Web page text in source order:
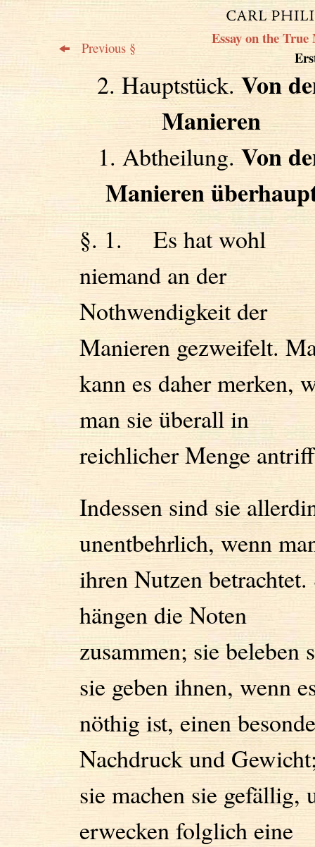
Previous §
Essay on the
2. Hauptstück.Von
Manieren
1. Abtheilung. Von
Manieren
§. 1. Es hat wohl
niemand an der
Nothwendigkeit der
Manieren gezweifelt.
kann es daher merken,
man sie überall in
reichlicher Menge
Indessen sind sie
unentbehrlich, wenn
ihren Nutzen betrachtet.
hängen die Noten
zusammen; sie beleben
sie geben ihnen, wenn
nöthig ist, einen
Nachdruck und
sie machen sie gefällig,
erwecken folglich eine